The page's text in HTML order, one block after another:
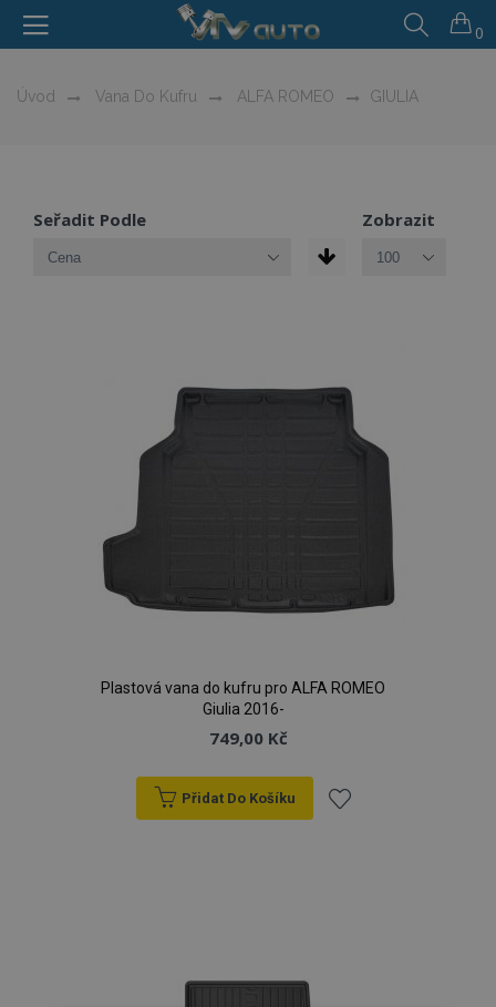
0
Úvod Vana Do Kufru ALFA ROMEO GIULIA
Seřadit Podle Zobrazit
Plastová vana do kufru pro ALFA ROMEO
Giulia 2016-
749,00 Kč
Přidat Do Košíku